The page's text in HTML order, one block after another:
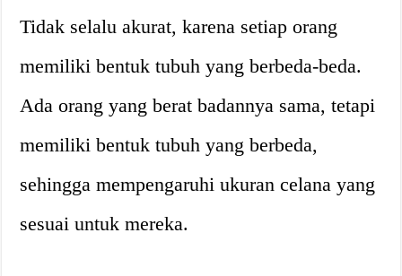
Tidak selalu akurat, karena setiap orang
memiliki bentuk tubuh yang berbeda-beda.
Ada orang yang berat badannya sama, tetapi
memiliki bentuk tubuh yang berbeda,
sehingga mempengaruhi ukuran celana yang
sesuai untuk mereka.